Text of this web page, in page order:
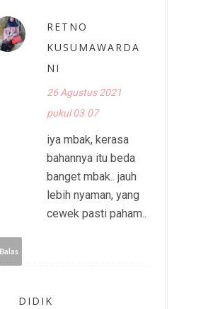
RETNO
KUSUMAWARDA
NI
26 Agustus 2021
pukul 03.07
iya mbak, kerasa
bahannya itu beda
banget mbak.. jauh
lebih nyaman, yang
cewek pasti paham..
Balas
DIDIK